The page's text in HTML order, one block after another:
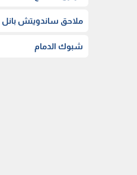
ملاحق ساندويتش بانل
شبوك الدمام